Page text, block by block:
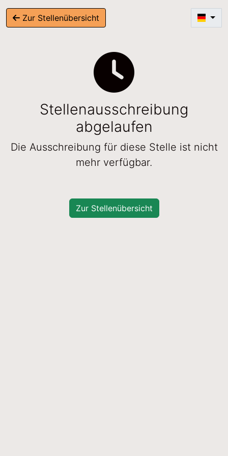
Zur Stellenübersicht
Stellenausschreibung
abgelaufen
Die Ausschreibung für diese Stelle ist nicht
mehr verfügbar.
Zur Stellenübersicht